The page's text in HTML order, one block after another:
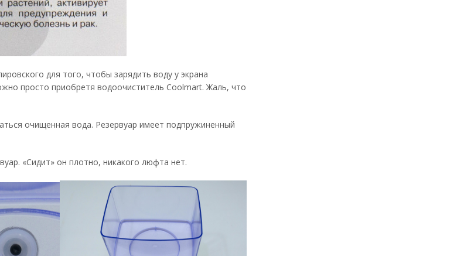
для того, чтобы зарядить воду у экрана
просто приобретя водоочиститель Coolmart. Жаль, что
очищенная вода. Резервуар имеет подпружиненный
«Сидит» он плотно, никакого люфта нет.